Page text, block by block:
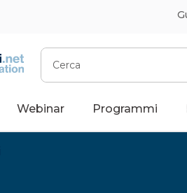
Cerca
Webinar Programmi